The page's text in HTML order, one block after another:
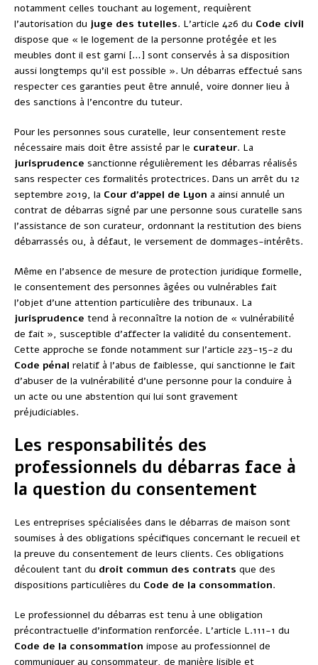
notamment celles touchant au logement, requièrent
l’autorisation du juge des tutelles. L’article 426 du Code civil
dispose que « le logement de la personne protégée et les
meubles dont il est garni […] sont conservés à sa disposition
aussi longtemps qu’il est possible ». Un débarras effectué sans
respecter ces garanties peut être annulé, voire donner lieu à
des sanctions à l’encontre du tuteur.
Pour les personnes sous curatelle, leur consentement reste
nécessaire mais doit être assisté par le curateur. La
jurisprudence sanctionne régulièrement les débarras réalisés
sans respecter ces formalités protectrices. Dans un arrêt du 12
septembre 2019, la Cour d’appel de Lyon a ainsi annulé un
contrat de débarras signé par une personne sous curatelle sans
l’assistance de son curateur, ordonnant la restitution des biens
débarrassés ou, à défaut, le versement de dommages-intérêts.
Même en l’absence de mesure de protection juridique formelle,
le consentement des personnes âgées ou vulnérables fait
l’objet d’une attention particulière des tribunaux. La
jurisprudence tend à reconnaître la notion de « vulnérabilité
de fait », susceptible d’affecter la validité du consentement.
Cette approche se fonde notamment sur l’article 223-15-2 du
Code pénal relatif à l’abus de faiblesse, qui sanctionne le fait
d’abuser de la vulnérabilité d’une personne pour la conduire à
un acte ou une abstention qui lui sont gravement
préjudiciables.
Les responsabilités des
professionnels du débarras face à
la question du consentement
Les entreprises spécialisées dans le débarras de maison sont
soumises à des obligations spécifiques concernant le recueil et
la preuve du consentement de leurs clients. Ces obligations
découlent tant du droit commun des contrats que des
dispositions particulières du Code de la consommation.
Le professionnel du débarras est tenu à une obligation
précontractuelle d’information renforcée. L’article L.111-1 du
Code de la consommation impose au professionnel de
communiquer au consommateur, de manière lisible et